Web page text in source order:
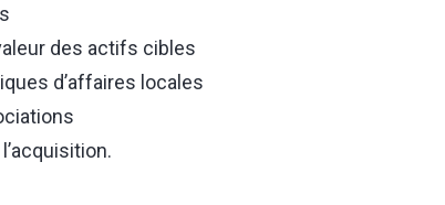
des actifs cibles
d’affaires locales